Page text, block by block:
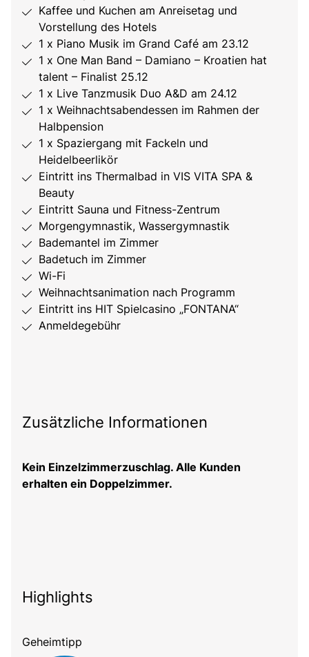
Kaffee und Kuchen am Anreisetag und
Vorstellung des Hotels
1 x Piano Musik im Grand Café am 23.12
1 x One Man Band – Damiano – Kroatien hat
talent – Finalist 25.12
1 x Live Tanzmusik Duo A&D am 24.12
1 x Weihnachtsabendessen im Rahmen der
Halbpension
1 x Spaziergang mit Fackeln und
Heidelbeerlikör
Eintritt ins Thermalbad in VIS VITA SPA &
Beauty
Eintritt Sauna und Fitness-Zentrum
Morgengymnastik, Wassergymnastik
Bademantel im Zimmer
Badetuch im Zimmer
Wi-Fi
Weihnachtsanimation nach Programm
Eintritt ins HIT Spielcasino „FONTANA“
Anmeldegebühr
Zusätzliche Informationen
Kein Einzelzimmerzuschlag. Alle Kunden
erhalten ein Doppelzimmer.
Highlights
Geheimtipp